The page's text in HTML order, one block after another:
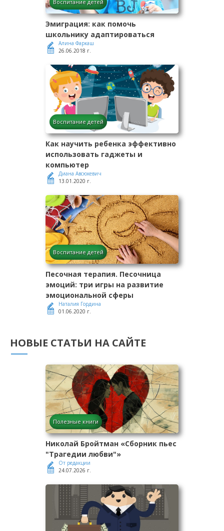
Воспитание детей
Эмиграция: как помочь
школьнику адаптироваться
Алина Фаркаш
26.06.2018 г.
Воспитание детей
Как научить ребенка эффективно
использовать гаджеты и
компьютер
Диана Авсюкевич
13.01.2020 г.
Воспитание детей
Песочная терапия. Песочница
эмоций: три игры на развитие
эмоциональной сферы
Наталия Гордина
01.06.2020 г.
НОВЫЕ СТАТЬИ НА САЙТЕ
Полезные книги
Николай Бройтман «Сборник пьес
"Трагедии любви"»
От редакции
24.07.2026 г.